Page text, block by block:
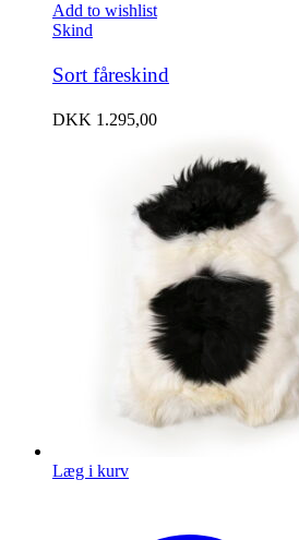
Add to wishlist
Skind
Sort fåreskind
DKK 1.295,00
Læg i kurv